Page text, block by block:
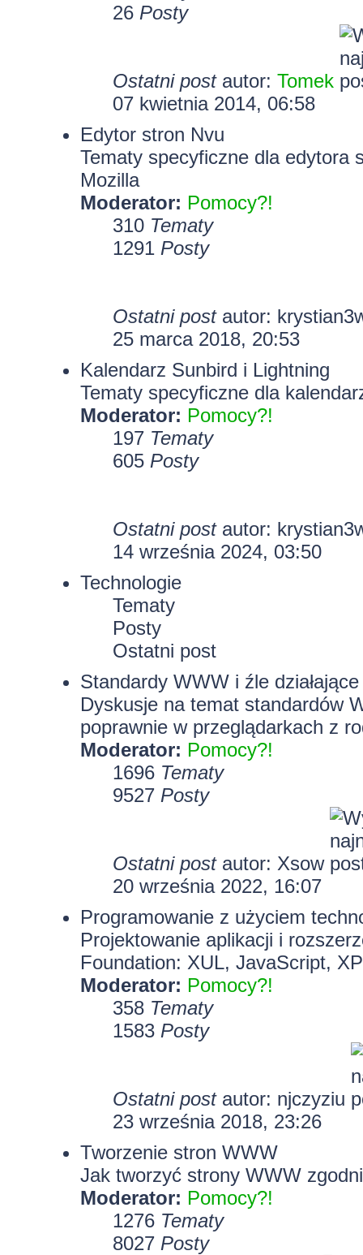
26 Posty
Ostatni postautor: Tomek
07 kwietnia 2014, 06:58
Edytor stron Nvu
Tematy specyficzne dla edytora
Mozilla
Moderator: Pomocy?!
310 Tematy
1291 Posty
Ostatni postautor:
25 marca 2018, 20:53
Kalendarz Sunbird i Lightning
Tematy specyficzne dla
Moderator: Pomocy?!
197 Tematy
605 Posty
Ostatni postautor:
14 września 2024, 03:50
Technologie
Tematy
Posty
Ostatni post
Standardy WWW i źle
Dyskusje na temat standardów
poprawnie w przeglądarkach z
Moderator: Pomocy?!
1696 Tematy
9527 Posty
Ostatni postautor: Xsow
20 września 2022, 16:07
Programowanie z użyciem
Projektowanie aplikacji i
Foundation: XUL, JavaScript,
Moderator: Pomocy?!
358 Tematy
1583 Posty
Ostatni postautor: njczyziu
23 września 2018, 23:26
Tworzenie stron WWW
Jak tworzyć strony WWW
Moderator: Pomocy?!
1276 Tematy
8027 Posty